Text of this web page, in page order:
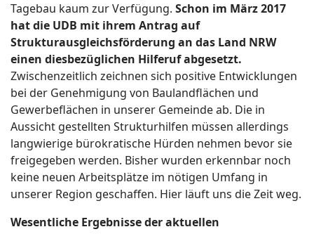
Tagebau kaum zur Verfügung. Schon im März 2017
hat die UDB mit ihrem Antrag auf
Strukturausgleichsförderung an das Land NRW
einen diesbezüglichen Hilferuf abgesetzt.
Zwischenzeitlich zeichnen sich positive Entwicklungen
bei der Genehmigung von Baulandflächen und
Gewerbeflächen in unserer Gemeinde ab. Die in
Aussicht gestellten Strukturhilfen müssen allerdings
langwierige bürokratische Hürden nehmen bevor sie
freigegeben werden. Bisher wurden erkennbar noch
keine neuen Arbeitsplätze im nötigen Umfang in
unserer Region geschaffen. Hier läuft uns die Zeit weg.
Wesentliche Ergebnisse der aktuellen